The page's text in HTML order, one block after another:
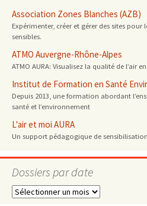
Association Zones Blanches (AZB)
Expérimenter, créer et gérer des sites
sensibles.
ATMO Auvergne-Rhône-Alpes
ATMO AURA: Visualisez la qualité de l’air
Institut de Formation en Santé
Depuis 2013, une formation abordant
santé et l’environnement
L'air et moi AURA
Un support pédagogique de
Dossiers par date
Dossiers